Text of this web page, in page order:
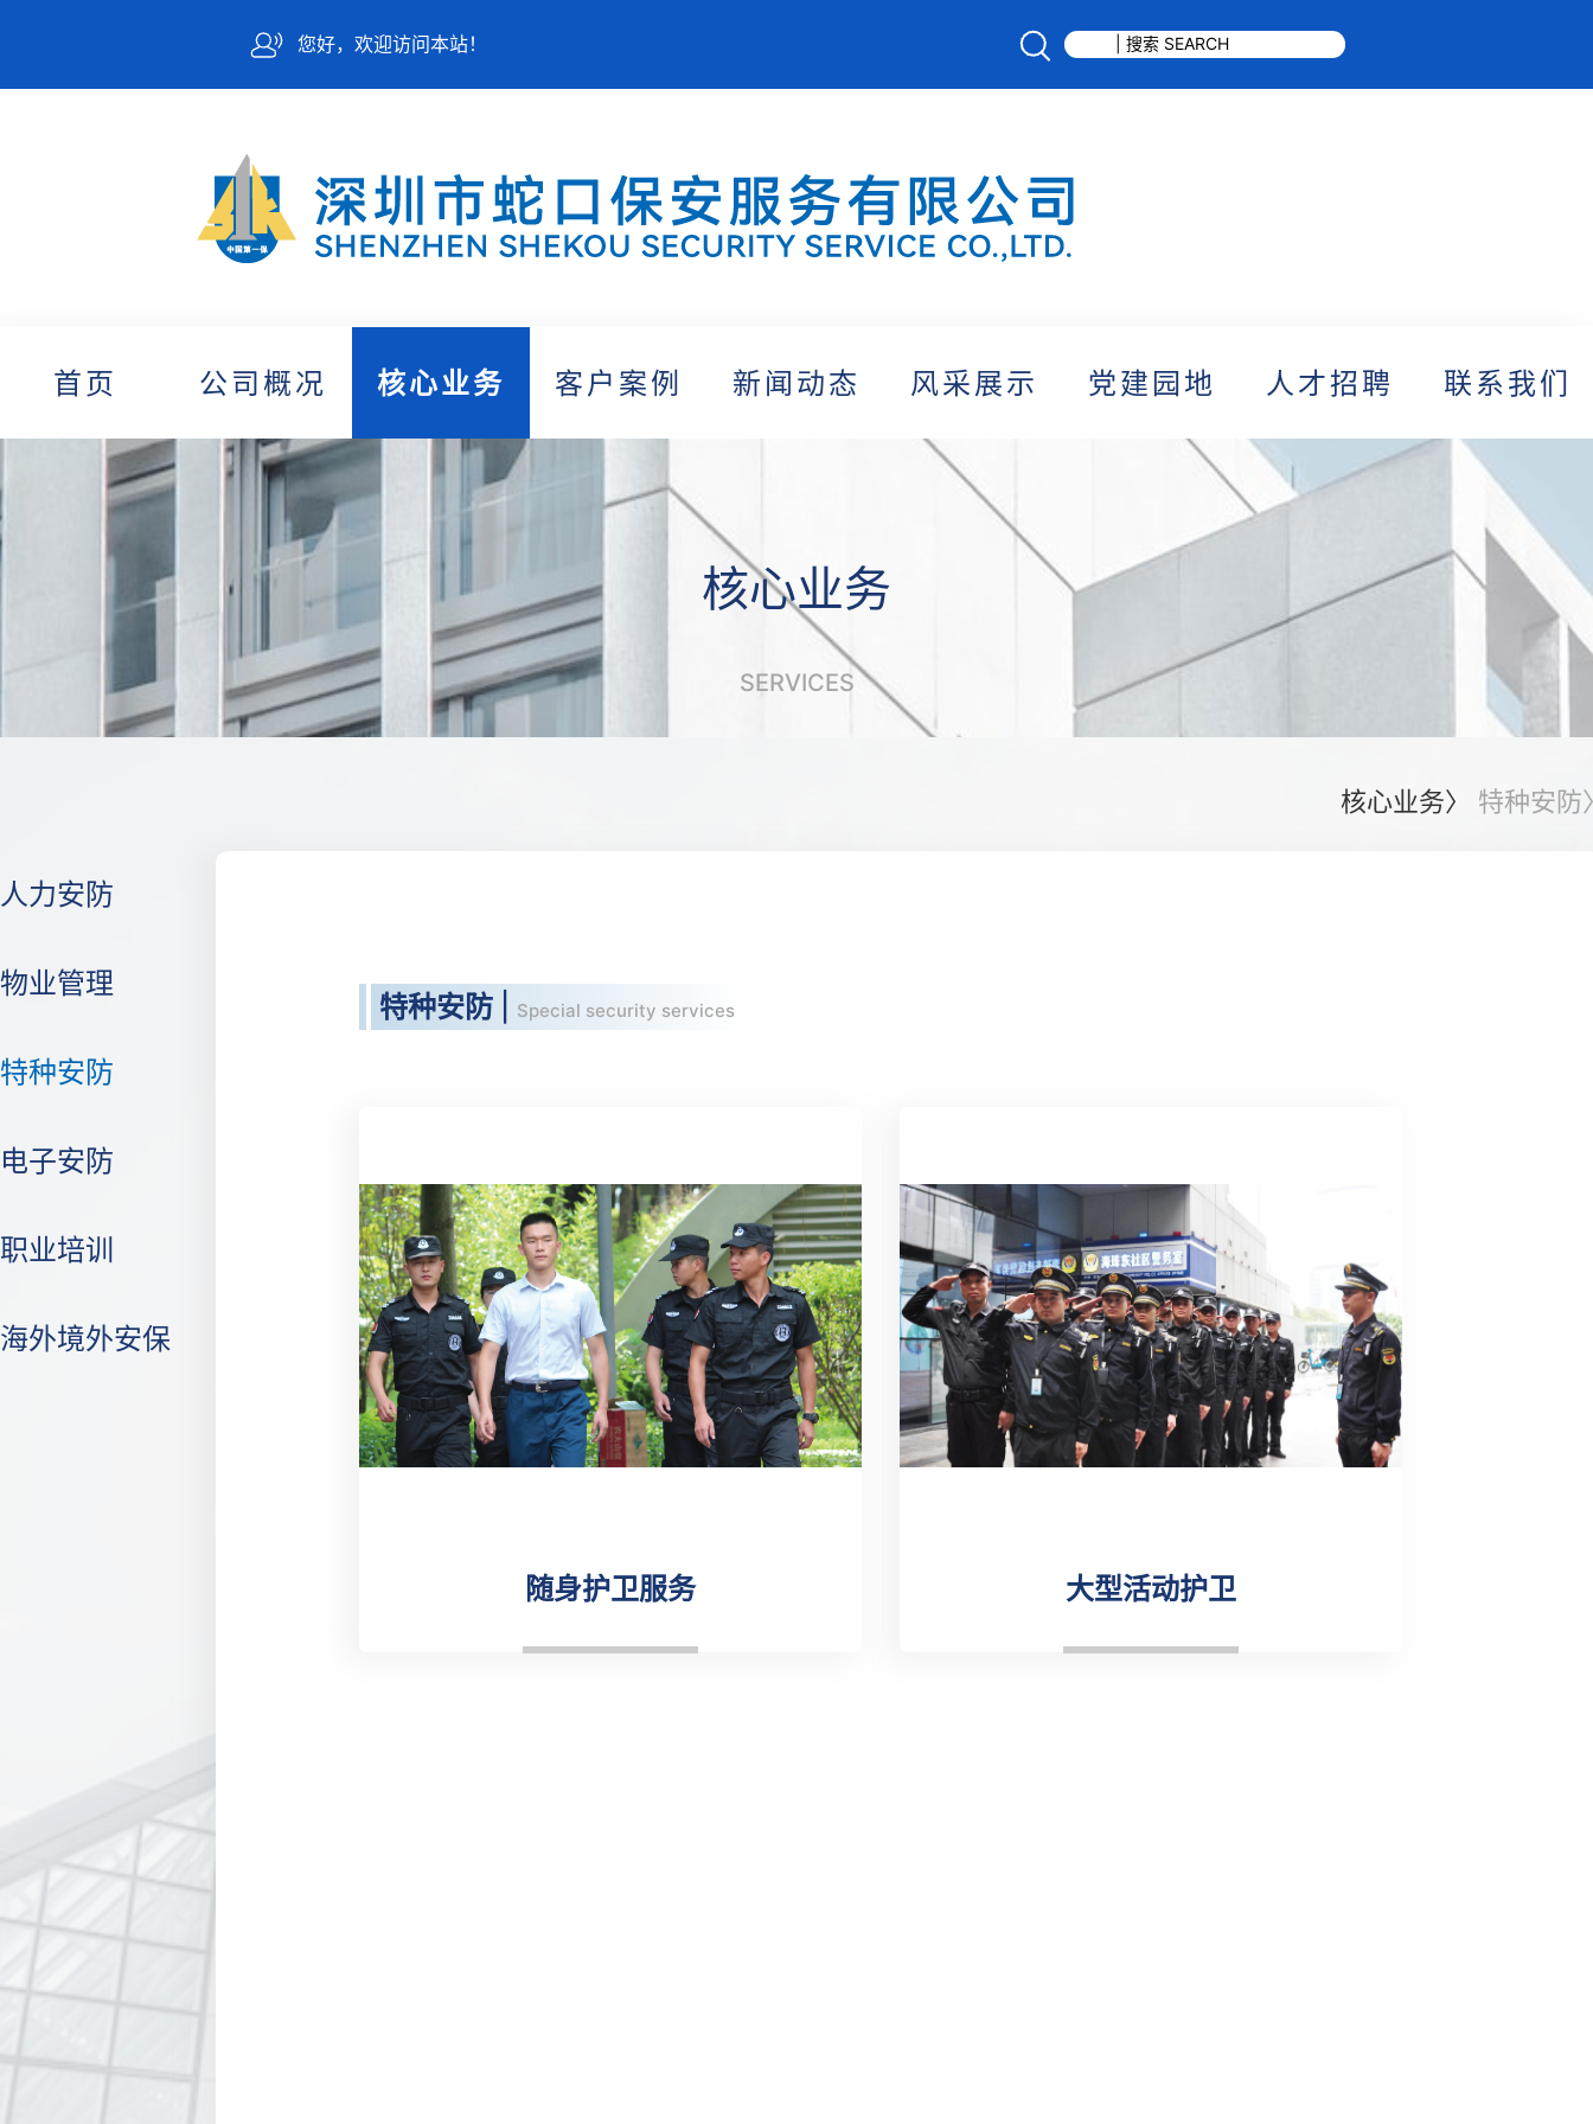
您好，欢迎访问本站！
首页(current)公司概况 核心业务 客户案例 新闻动态 风采展示 党建园地 人才招聘 联系我们
核心业务
SERVICES
核心业务〉 特种安防
人力安防
物业管理
特种安防
电子安防
职业培训
海外境外安保
特种安防 Special security services
随身护卫服务 大型活动护卫